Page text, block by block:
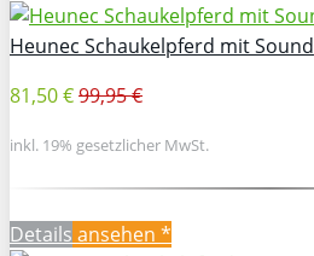
Heunec Schaukelpferd mit Sound
81,50 €99,95 €
inkl. 19% gesetzlicher MwSt.
Details ansehen *